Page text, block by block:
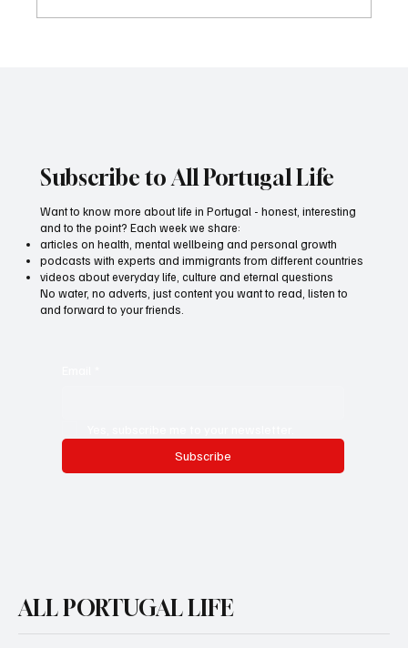
Subscribe to All Portugal Life
Subscribe
Want to know more about life in Portugal - honest, interesting
and to the point? Each week we share:
articles on health, mental wellbeing and personal growth
podcasts with experts and immigrants from different countries
videos about everyday life, culture and eternal questions
No water, no adverts, just content you want to read, listen to
and forward to your friends.
ALL PORTUGAL LIFE